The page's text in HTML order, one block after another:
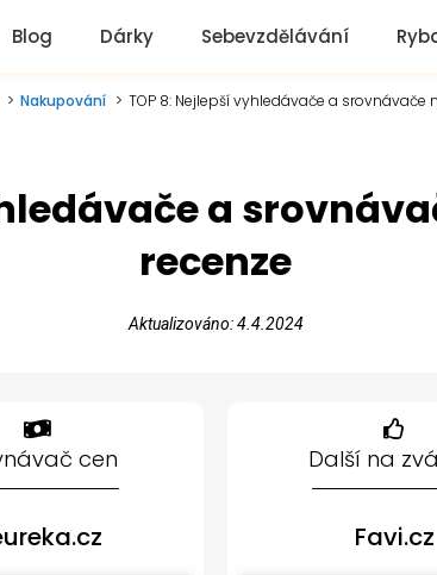
Blog Dárky Sebevzdělávání
Nakupování TOP 8: Nejlepší vyhledávače a srovnávače
a
recenze
Aktualizováno: 4.4.2024
cen Další na
Favi.cz